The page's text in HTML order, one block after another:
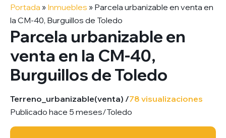
contenido
Portada » Inmuebles » Parcela urbanizable en venta en
la CM-40, Burguillos de Toledo
Parcela urbanizable en
venta en la CM-40,
Burguillos de Toledo
Terreno_urbanizable(venta) /78 visualizaciones
Publicado hace 5 meses/Toledo